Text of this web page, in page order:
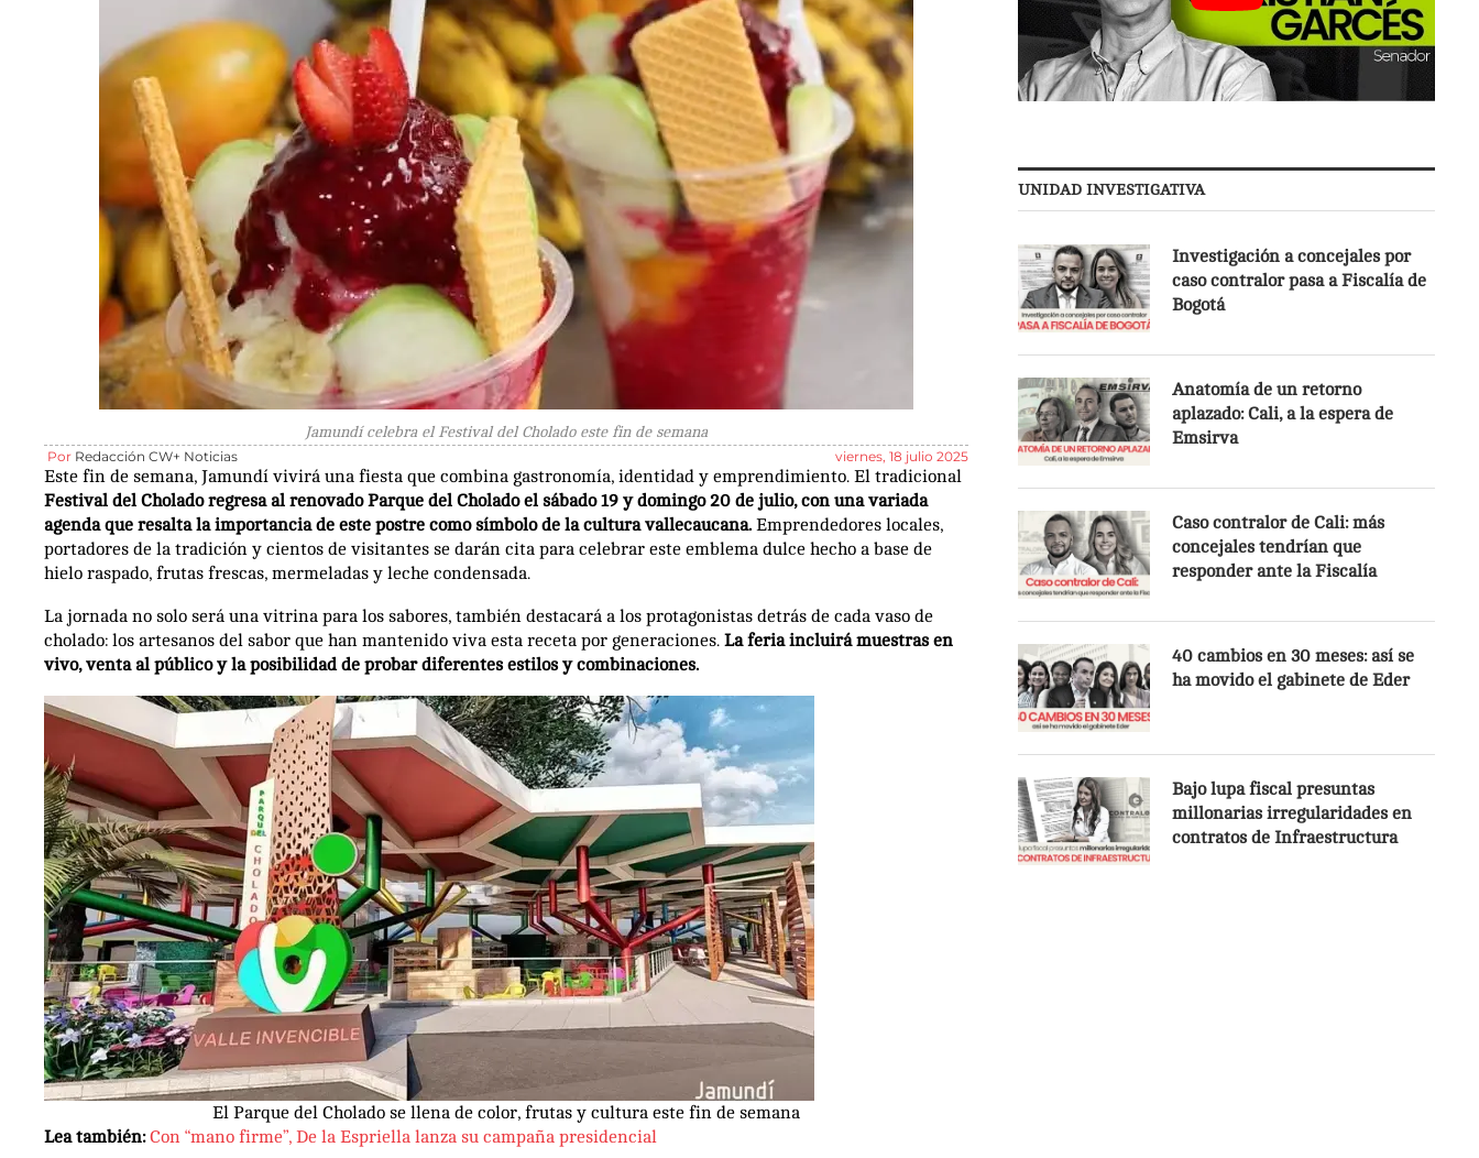
Jamundí celebra el Festival del Cholado este fin de semana
Por Redacción CW+ Noticias viernes, 18 julio 2025
Este fin de semana, Jamundí vivirá una fiesta que combina gastronomía, identidad y emprendimiento. El tradicional
Festival del Cholado regresa al renovado Parque del Cholado el sábado 19 y domingo 20 de julio, con una variada
agenda que resalta la importancia de este postre como símbolo de la cultura vallecaucana. Emprendedores locales,
portadores de la tradición y cientos de visitantes se darán cita para celebrar este emblema dulce hecho a base de
hielo raspado, frutas frescas, mermeladas y leche condensada.
La jornada no solo será una vitrina para los sabores, también destacará a los protagonistas detrás de cada vaso de
cholado: los artesanos del sabor que han mantenido viva esta receta por generaciones. La feria incluirá muestras en
vivo, venta al público y la posibilidad de probar diferentes estilos y combinaciones.
El Parque del Cholado se llena de color, frutas y cultura este fin de semana
Lea también: Con “mano firme”, De la Espriella lanza su campaña presidencial
UNIDAD INVESTIGATIVA
Investigación a concejales por
caso contralor pasa a Fiscalía de
Bogotá
Anatomía de un retorno
aplazado: Cali, a la espera de
Emsirva
Caso contralor de Cali: más
concejales tendrían que
responder ante la Fiscalía
40 cambios en 30 meses: así se
ha movido el gabinete de Eder
Bajo lupa fiscal presuntas
millonarias irregularidades en
contratos de Infraestructura